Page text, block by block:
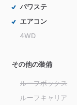
パワステ
エアコン
4WD
その他の装備
ルーフボックス
ルーフキャリア